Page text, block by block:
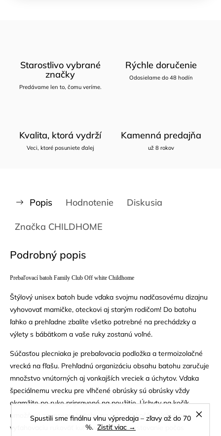
Spustili sme finálnu vlnu výpredaja – zľavy až do 70
%. Zistiť viac →
Starostlivo vybrané
značky
Predávame len to, čomu veríme.
Rýchle doručenie
Odosielame do 48 hodín
Kvalita, ktorá vydrží
Veci, ktoré posuniete ďalej
Kamenná predajňa
už 8 rokov
Popis Hodnotenie Diskusia
Značka CHILDHOME
Podrobný popis
Prebaľovací batoh Family Club Off white Childhome
Štýlový unisex batoh bude vďaka svojmu nadčasovému dizajnu
vyhovovať mamičke, oteckovi aj starým rodičom! Do batohu
ľahko a prehľadne zbalíte všetko potrebné na prechádzky a
výlety s bábätkom a vaše ruky zostanú voľné.
Súčasťou plecniaka je prebaľovacia podložka a termoizolačné
vrecká na fľašu. Prehľadnú organizáciu obsahu batohu zaručuje
množstvo vnútorných aj vonkajších vreciek a úchytov. Vďaka
špeciálnemu vrecku pre vlhčené obrúsky sú obrúsky vždy
okamžite po ruke pripravené na použitie. Úchyty na kočík
umožňujú zavesenie batohu na rukoväť kočíka, úchyt na
vyťahovaciu rukoväť kufra vám uľahčí cestovanie počas